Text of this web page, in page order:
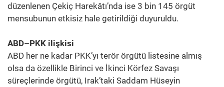
düzenlenen Çekiç Harekâtı’nda ise 3 bin 145 örgüt
mensubunun etkisiz hale getirildiği duyuruldu.
ABD–PKK ilişkisi
ABD her ne kadar PKK’yı terör örgütü listesine almış
olsa da özellikle Birinci ve İkinci Körfez Savaşı
süreçlerinde örgütü, Irak’taki Saddam Hüseyin